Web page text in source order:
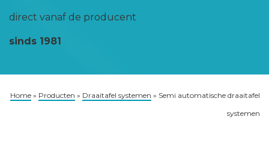
direct vanaf de producent
sinds 1981
Home » Producten » Draaitafel systemen » Semi automatische draaitafel
systemen